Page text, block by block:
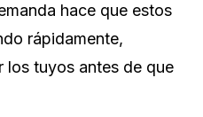
hace que estos
rápidamente,
los tuyos antes de que